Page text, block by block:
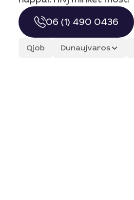
06 (1) 490 0436
Qjob Dunaujvaros